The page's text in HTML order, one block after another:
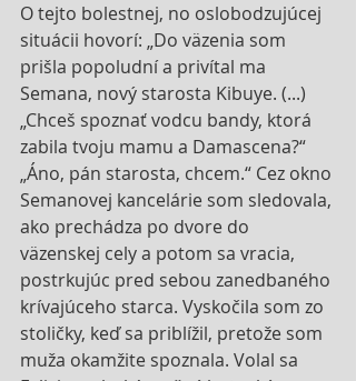
O tejto bolestnej, no oslobodzujúcej
situácii hovorí: „Do väzenia som
prišla popoludní a privítal ma
Semana, nový starosta Kibuye. (...)
„Chceš spoznať vodcu bandy, ktorá
zabila tvoju mamu a Damascena?“
„Áno, pán starosta, chcem.“ Cez okno
Semanovej kancelárie som sledovala,
ako prechádza po dvore do
väzenskej cely a potom sa vracia,
postrkujúc pred sebou zanedbaného
krívajúceho starca. Vyskočila som zo
stoličky, keď sa priblížil, pretože som
muža okamžite spoznala. Volal sa